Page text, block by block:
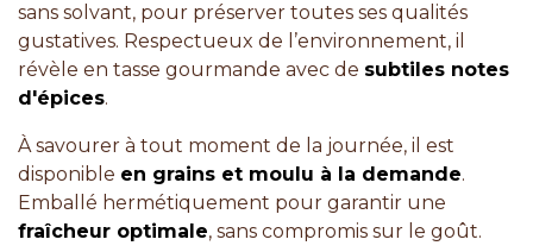
sans solvant, pour préserver toutes ses qualités
gustatives. Respectueux de l’environnement, il
révèle en tasse gourmande avec de subtiles notes
d'épices.
À savourer à tout moment de la journée, il est
disponible en grains et moulu à la demande.
Emballé hermétiquement pour garantir une
fraîcheur optimale, sans compromis sur le goût.